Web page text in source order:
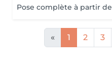
Pose complète à partir de
« 1 2 3